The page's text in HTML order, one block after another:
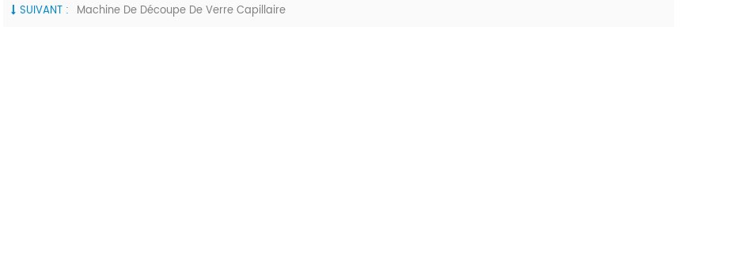
SUIVANT : Machine De Découpe De Verre Capillaire